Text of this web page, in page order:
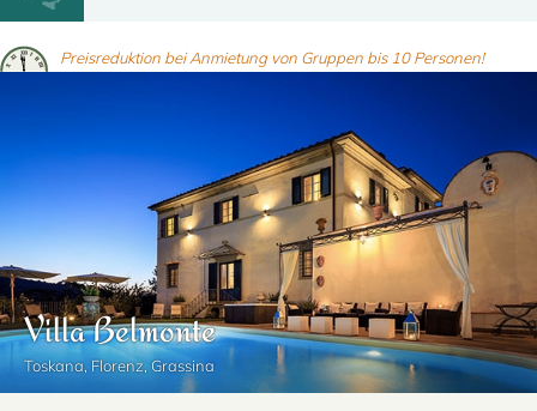
Preisreduktion bei Anmietung von Gruppen bis 10 Personen!
Villa Belmonte
Toskana, Florenz, Grassina